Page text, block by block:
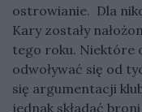
ostrowianie. Dla
Kary zostały
tego roku. Niektóre
odwoływać się od
się argumentacji
jednak składać